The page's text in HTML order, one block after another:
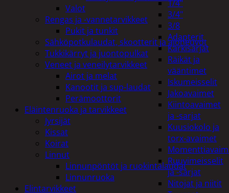
1/4"
3/4"
3/8
Adapterit
Kärkisarjat
Räikät ja
vääntimet
Iskumeisselit
Jakoavaimet
Kiintoavaimet
ja -sarjat
Kuusiokolo ja
torx-avaimet
Ruuvimeisselit
ja -sarjat
Nitojat ja niitit
Valot
Rengas ja -vannetarvikkeet
Pukit ja tunkit
Sähköpotkulaudat, skootterit ja ajoneuvot
Tukkikärryt ja juontopulkat
Veneet ja veneilytarvikkeet
Airot ja melat
Kanootit ja sup-laudat
Perämoottorit
Eläintenruoka ja tarvikkeet
Jyrsijät
Kissat
Koirat
Linnut
Linnunpöntöt ja ruokintalaudat
Linnunruoka
Elintarvikkeet